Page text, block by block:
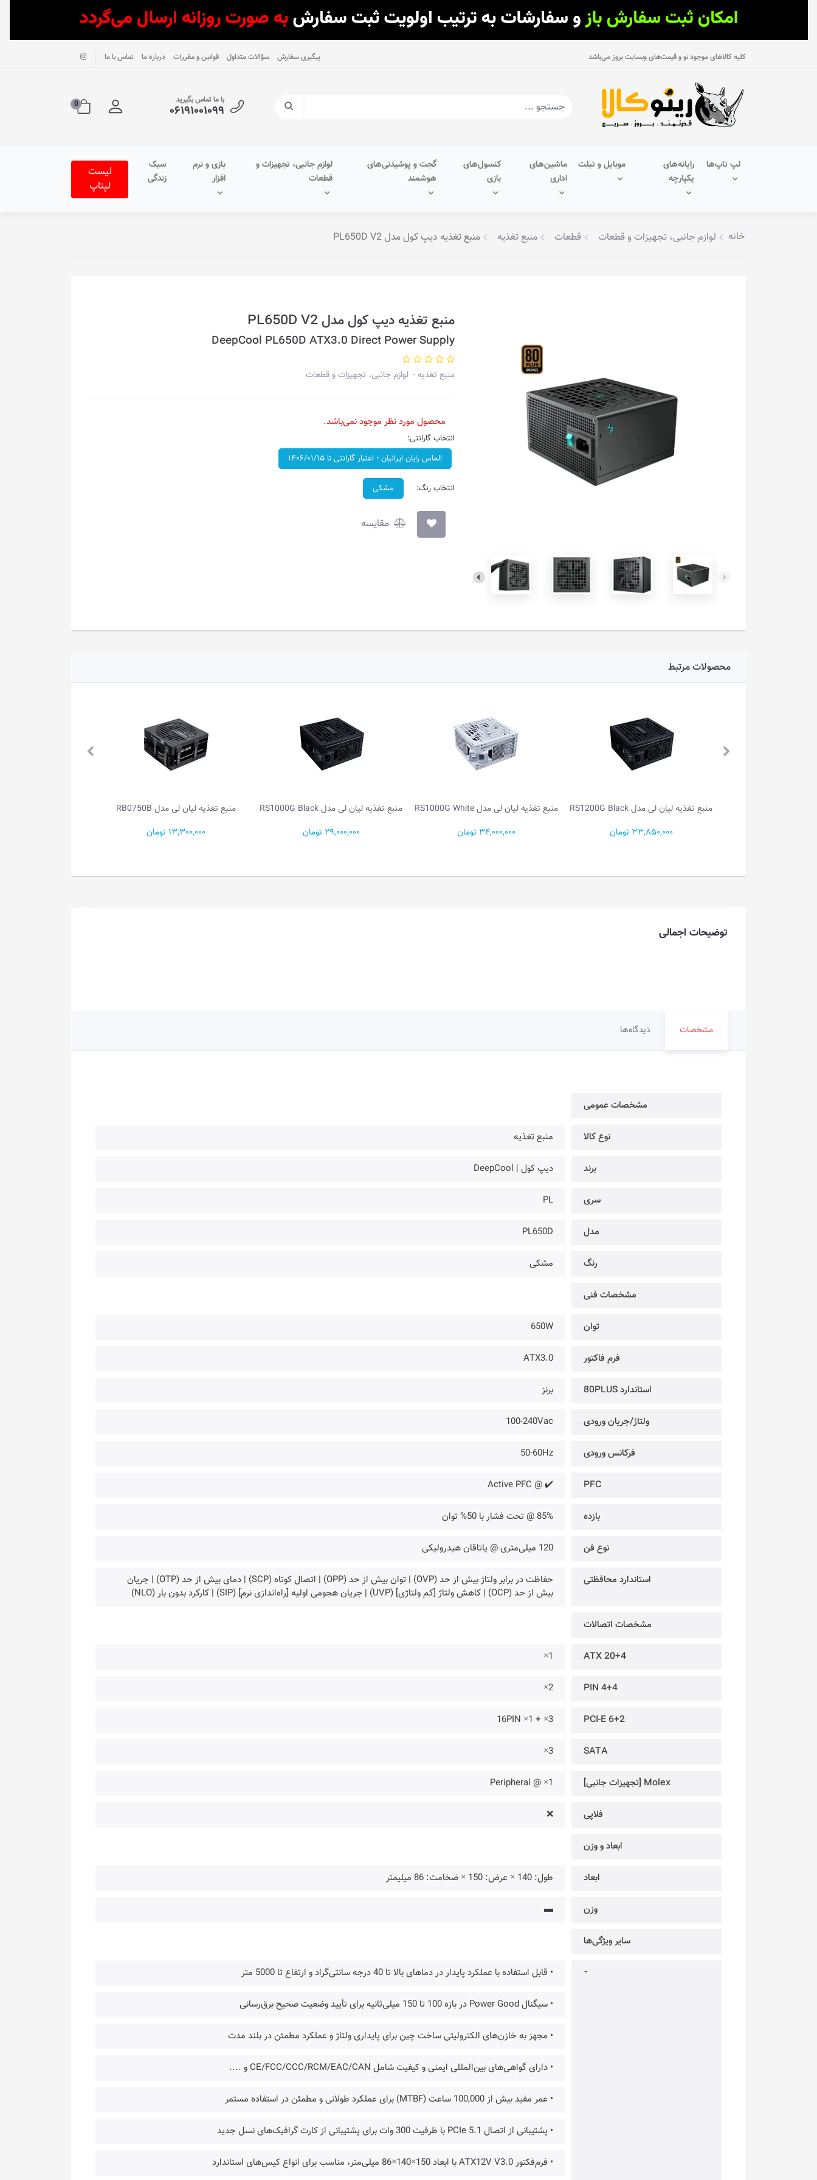
کلیه کالاهای موجود نو و قیمت‌های وبسایت بروز می‌باشد پیگیری سفارش سؤالات متداول قوانین و مقررات درباره ما تماس با ما
با ما تماس بگیرید
۰۶۱۹۱۰۰۱۰۹۹ 0
لپ تاپ‌ها
رایانه‌های
یکپارچه
موبایل و تبلت
ماشین‌های
اداری
کنسول‌های
بازی
گجت و پوشیدنی‌های
هوشمند
لوازم جانبی، تجهیزات و
قطعات
بازی و نرم
افزار
سبک
زندگی
لیست
لپتاپ
خانه لوازم جانبی، تجهیزات و قطعات قطعات منبع تغذیه منبع تغذیه دیپ کول مدل PL650D V2
منبع تغذیه دیپ کول مدل PL650D V2
DeepCool PL650D ATX3.0 Direct Power Supply
منبع تغذیه لوازم جانبی، تجهیزات و قطعات
محصول مورد نظر موجود نمی‌باشد.
انتخاب گارانتی:
الماس رایان ایرانیان • اعتبار گارانتی تا ۱۴۰۶/۰۱/۱۵
انتخاب رنگ: مشکی
مقایسه
محصولات مرتبط
منبع تغذیه لیان لی مدل RS1000G White
34,000,000 تومان
منبع تغذیه لیان لی مدل RS1000G Black
29,000,000 تومان
منبع تغذیه لیان لی مدل RB0750B
13,300,000 تومان
منبع تغذیه لیان لی مدل RB0650B
11,900,000 تومان
توضیحات اجمالی
مشخصات دیدگاه‌ها
مشخصات عمومی
نوع کالا منبع تغذیه
برند دیپ کول | DeepCool
سری PL
مدل PL650D
رنگ مشکی
مشخصات فنی
توان 650W
فرم فاکتور ATX3.0
استاندارد 80PLUS برنز
ولتاژ/جریان ورودی 100-240Vac
فرکانس ورودی 50-60Hz
PFC
✔️ @ Active PFC
بازده 85% @ تحت فشار با 50% توان
نوع فن 120 میلی‌متری @ یاتاقان هیدرولیکی
استاندارد محافظتی
حفاظت در برابر ولتاژ بیش‌ از حد (OVP) | توان بیش‌ از حد (OPP) | اتصال کوتاه (SCP) | دمای بیش‌ از حد (OTP) | جریان
بیش‌ از حد (OCP) | کاهش ولتاژ [کم‌ ولتاژی] (UVP) | جریان هجومی اولیه [راه‌اندازی نرم] (SIP) | کارکرد بدون بار (NLO)
مشخصات اتصالات
ATX 20+4
1×
4+4 PIN
2×
PCI-E 6+2
3× + 1× 16PIN
SATA
3×
Molex [تجهیزات جانبی] 1× @ Peripheral
فلاپی ❌
ابعاد و وزن
ابعاد طول: 140 × عرض: 150 × ضخامت: 86 میلیمتر
وزن ▬
سایر ویژگی‌ها
⁃ • قابل استفاده با عملکرد پایدار در دماهای بالا تا 40 درجه سانتی‌گراد و ارتفاع تا 5000 متر
• سیگنال Power Good در بازه 100 تا 150 میلی‌ثانیه برای تأیید وضعیت صحیح برق‌رسانی
• مجهز به خازن‌های الکترولیتی ساخت چین برای پایداری ولتاژ و عملکرد مطمئن در بلند مدت
• دارای گواهی‌های بین‌المللی ایمنی و کیفیت شامل CE/FCC/CCC/RCM/EAC/CAN و ....
• عمر مفید بیش از 100,000 ساعت (MTBF) برای عملکرد طولانی و مطمئن در استفاده مستمر
• پشتیبانی از اتصال PCIe 5.1 با ظرفیت 300 وات برای پشتیبانی از کارت گرافیک‌های نسل جدید
• فرم‌فکتور ATX12V V3.0 با ابعاد 150×140×86 میلی‌متر، مناسب برای انواع کیس‌های استاندارد